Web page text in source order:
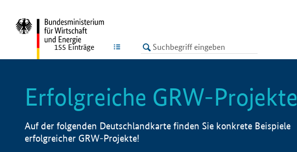
LISTE
155 Einträge
Erfolgreiche GRW-Projekte
Auf der folgenden Deutschlandkarte finden Sie konkrete Beispiele
erfolgreicher GRW-Projekte!